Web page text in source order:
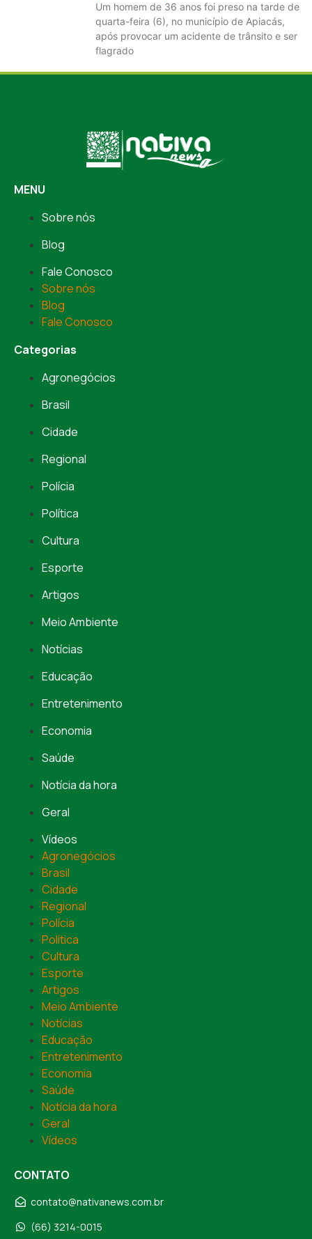
Um homem de 36 anos foi preso na tarde de
quarta-feira (6), no município de Apiacás,
após provocar um acidente de trânsito e ser
flagrado
MENU
Sobre nós
Blog
Fale Conosco
Sobre nós
Blog
Fale Conosco
Categorias
Agronegócios
Brasil
Cidade
Regional
Polícia
Política
Cultura
Esporte
Artigos
Meio Ambiente
Notícias
Educação
Entretenimento
Economia
Saúde
Notícia da hora
Geral
Vídeos
Agronegócios
Brasil
Cidade
Regional
Polícia
Política
Cultura
Esporte
Artigos
Meio Ambiente
Notícias
Educação
Entretenimento
Economia
Saúde
Notícia da hora
Geral
Vídeos
CONTATO
contato@nativanews.com.br
(66) 3214-0015